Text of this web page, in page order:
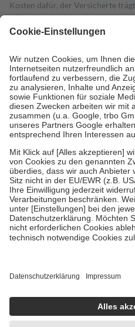
Kosten dafür, der Versicherte
mit.
Grundsätzlich leisten Mitglieder
höchstens zehn Euro.
Es sind
Kosten der Leistung zu entrichten.
Diese Regeln gelten
Bei Heilmitteln und häuslicher
Zuzahlung zehn Prozent der
Verordnung.
Um das Engagement der
stärken und die besondere
fallenkeine Zuzahlungenan bei:
• Kindern und Jugendlichen bis
mit Ausnahme der Fahrkosten
• Untersuchungen zur Vorsorge
GKV getragen werden
• empfohlenen Schutzimpfungen
• Harn- und Blutteststreifen
getroffen, um sicherzustellen,
https://help.etrusted.com/hc/de/
Einige Bilder und Inhalte wurden